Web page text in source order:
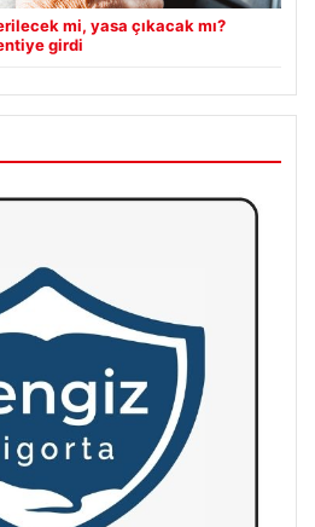
mi, yasa çıkacak mı?
girdi